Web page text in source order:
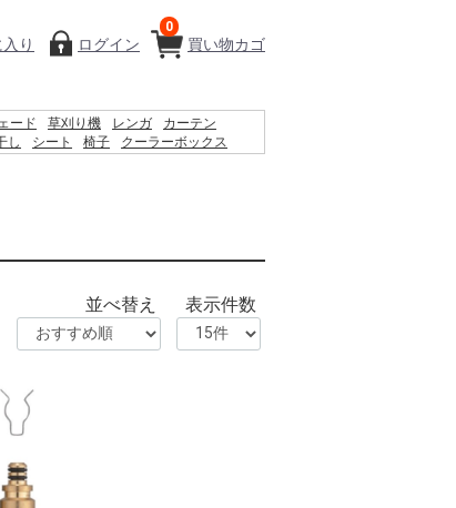
買い物カゴ
0
り ログイン
ード 草刈り機 レンガ
カーテン
し シート 椅子
クーラーボックス
並べ替え 表示件数